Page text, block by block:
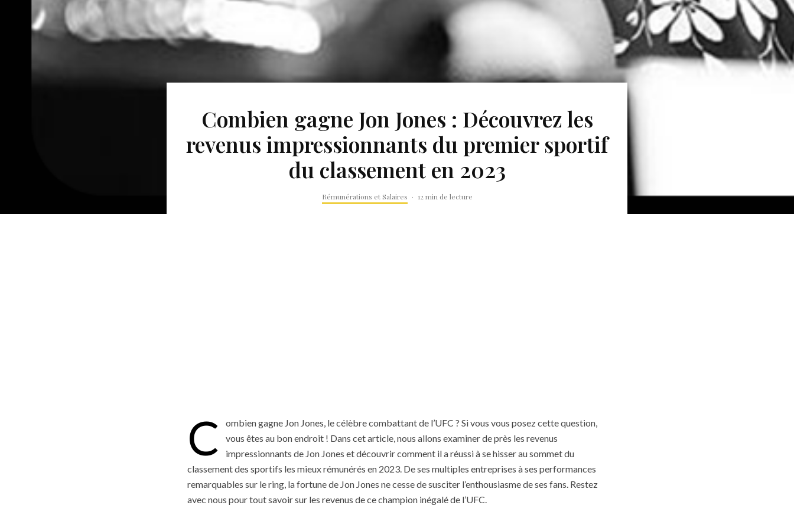
Combien gagne Jon Jones : Découvrez les
revenus impressionnants du premier sportif
du classement en 2023
Rémunérations et Salaires · 12 min de lecture
C
ombien gagne Jon Jones, le célèbre combattant de l’UFC ? Si vous vous posez cette question,
vous êtes au bon endroit ! Dans cet article, nous allons examiner de près les revenus
impressionnants de Jon Jones et découvrir comment il a réussi à se hisser au sommet du
classement des sportifs les mieux rémunérés en 2023. De ses multiples entreprises à ses performances
remarquables sur le ring, la fortune de Jon Jones ne cesse de susciter l’enthousiasme de ses fans. Restez
avec nous pour tout savoir sur les revenus de ce champion inégalé de l’UFC.